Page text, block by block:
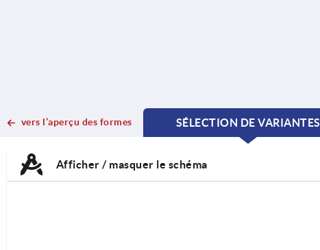
vers l’aperçu des formes
SÉLECTION DE VARIANTES
CURRENT
CURRENT
Afficher / masquer le schéma